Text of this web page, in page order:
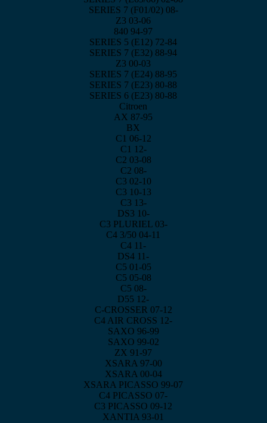
SERIES 7 (F01/02) 08-
Ζ3 03-06
840 94-97
SERIES 5 (E12) 72-84
SERIES 7 (E32) 88-94
Z3 00-03
SERIES 7 (E24) 88-95
SERIES 7 (E23) 80-88
SERIES 6 (E23) 80-88
Citroen
AX 87-95
BX
C1 06-12
C1 12-
C2 03-08
C2 08-
C3 02-10
C3 10-13
C3 13-
DS3 10-
C3 PLURIEL 03-
C4 3/50 04-11
C4 11-
DS4 11-
C5 01-05
C5 05-08
C5 08-
D55 12-
C-CROSSER 07-12
C4 AIR CROSS 12-
SAXO 96-99
SAXO 99-02
ZX 91-97
XSARA 97-00
XSARA 00-04
XSARA PICASSO 99-07
C4 PICASSO 07-
C3 PICASSO 09-12
XANTIA 93-01